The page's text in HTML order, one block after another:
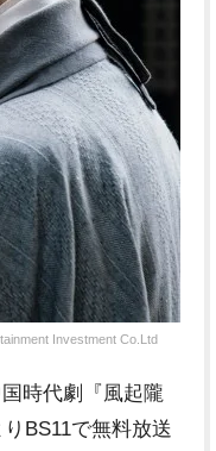
Investment Co.Ltd
時代劇『風起隴
BS11で無料放送